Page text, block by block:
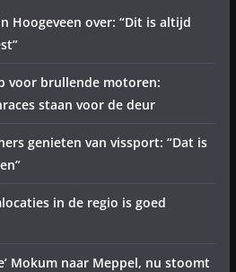
Hoogeveen over: “Dit is altijd
voor brullende motoren:
staan voor de deur
genieten van vissport: “Dat is
in de regio is goed
Mokum naar Meppel, nu stoomt